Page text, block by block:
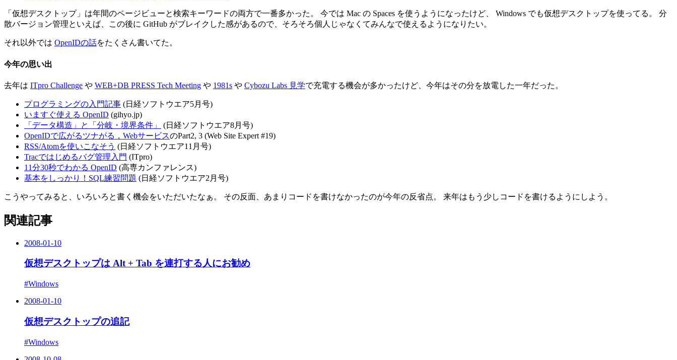
「仮想デスクトップ」は年間のページビューと検索キーワードの両方で一番多かった。 今では Mac の Spaces を使うようになったけど、 Windows でも仮想デスクトップを使ってる。 分
散バージョン管理といえば、この後に GitHub がブレイクした感があるので、そろそろ個人じゃなくてみんなで使えるようになりたい。
それ以外では OpenIDの話をたくさん書いてた。
今年の思い出
去年は ITpro Challenge や WEB+DB PRESS Tech Meeting や 1981s や Cybozu Labs 見学で充電する機会が多かったけど、今年はその分を放電した一年だった。
プログラミングの入門記事 (日経ソフトウエア5月号)
いますぐ使える OpenID (gihyo.jp)
「データ構造」と「分岐・境界条件」
(日経ソフトウエア8月号)
OpenIDで広がるツナがる，WebサービスのPart2, 3 (Web Site Expert #19)
RSS/Atomを使いこなそう (日経ソフトウエア11月号)
Tracではじめるバグ管理入門 (ITpro)
11分30秒でわかる OpenID (高専カンファレンス)
基本をしっかり！SQL練習問題 (日経ソフトウエア2月号)
こうやってみると、いろいろと書く機会をいただいたなぁ。 その反面、あまりコードを書けなかったのが今年の反省点。 来年はもう少しコードを書けるようにしよう。
関連記事
2008-01-10
仮想デスクトップは Alt + Tab を連打する人にお勧め
#Windows
2008-01-10
仮想デスクトップの追記
#Windows